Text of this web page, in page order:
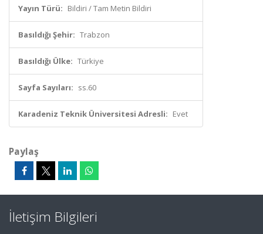
Yayın Türü: Bildiri / Tam Metin Bildiri
Basıldığı Şehir: Trabzon
Basıldığı Ülke: Türkiye
Sayfa Sayıları: ss.60
Karadeniz Teknik Üniversitesi Adresli: Evet
Paylaş
İletişim Bilgileri